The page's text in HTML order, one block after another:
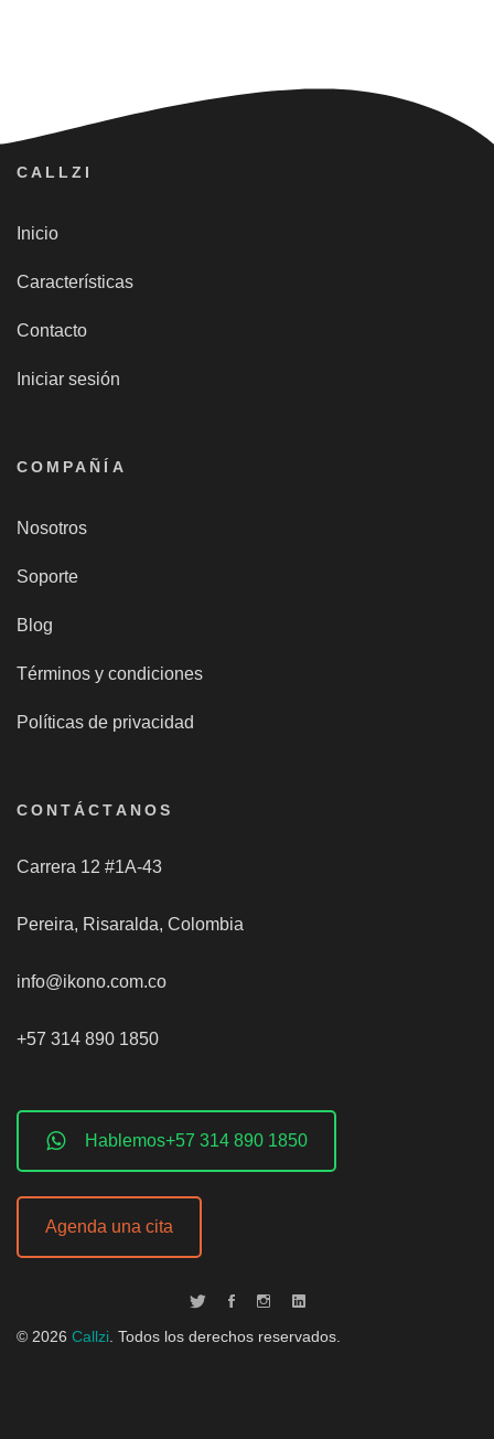
CALLZI
Inicio
Características
Contacto
Iniciar sesión
COMPAÑÍA
Nosotros
Soporte
Blog
Términos y condiciones
Políticas de privacidad
CONTÁCTANOS
Carrera 12 #1A-43
Pereira, Risaralda, Colombia
info@ikono.com.co
+57 314 890 1850
Hablemos+57 314 890 1850
Agenda una cita
© 2026 Callzi. Todos los derechos reservados.